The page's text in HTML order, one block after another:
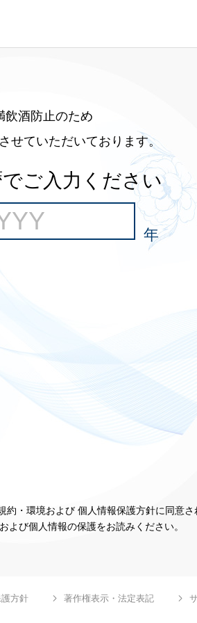
飲酒防止のため
せていただいております。
ご入力ください
年
・環境および 個人情報保護方針に同意さ
よび個人情報の保護をお読みください。
方針 著作権表示・法定表記